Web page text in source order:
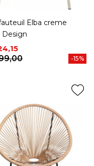
Elba creme
Design
prijs
-15%